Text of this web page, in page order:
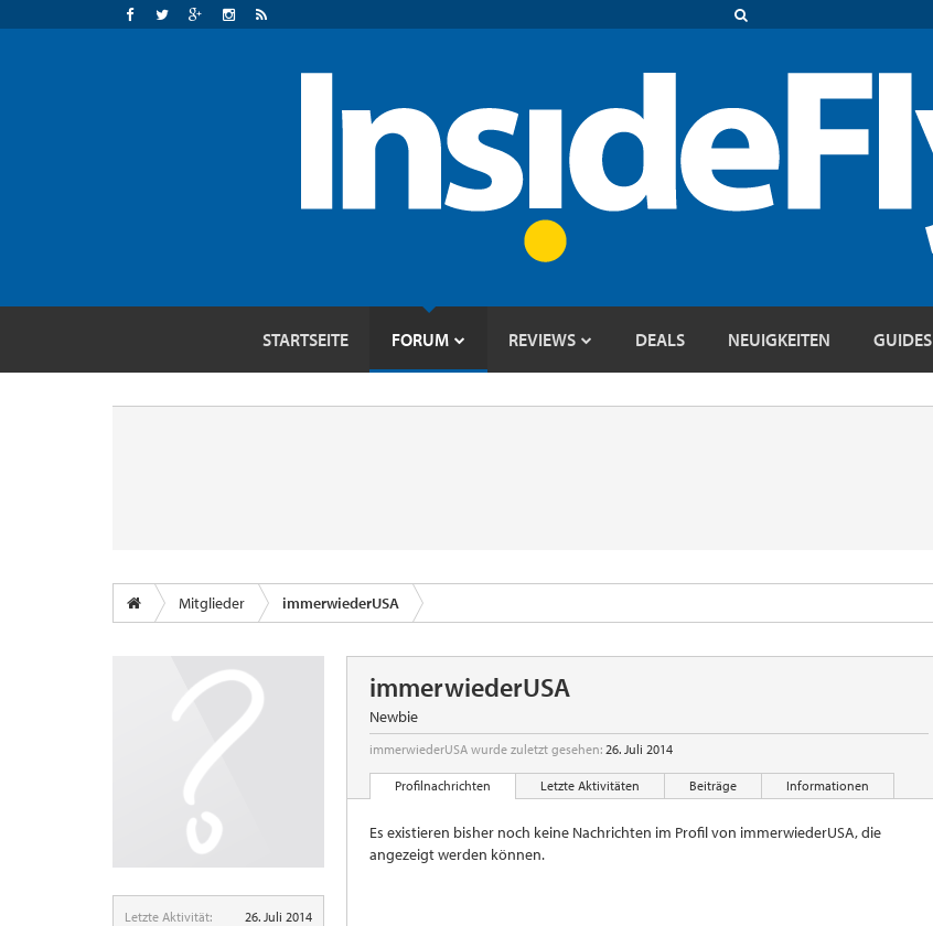
STARTSEITE FORUM REVIEWS DEALS NEUIGKEITEN GUIDES
Mitglieder immerwiederUSA
Letzte Aktivität:
26. Juli 2014
immerwiederUSA
Newbie
immerwiederUSA wurde zuletzt gesehen: 26. Juli 2014
Profilnachrichten Letzte Aktivitäten Beiträge Informationen
Es existieren bisher noch keine Nachrichten im Profil von immerwiederUSA, die
angezeigt werden können.